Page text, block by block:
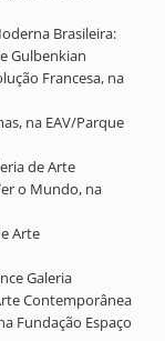
Brasileira:
Gulbenkian
Francesa, na
na EAV/Parque
de Arte
o Mundo, na
Arte
Galeria
Contemporânea
Fundação Espaço